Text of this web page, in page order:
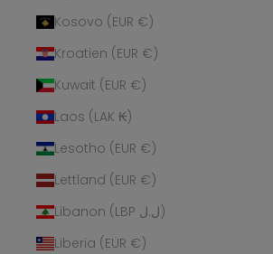
Kosovo (EUR €)
Kroatien (EUR €)
Kuwait (EUR €)
Laos (LAK ₭)
Lesotho (EUR €)
Lettland (EUR €)
Libanon (LBP ل.ل)
Liberia (EUR €)